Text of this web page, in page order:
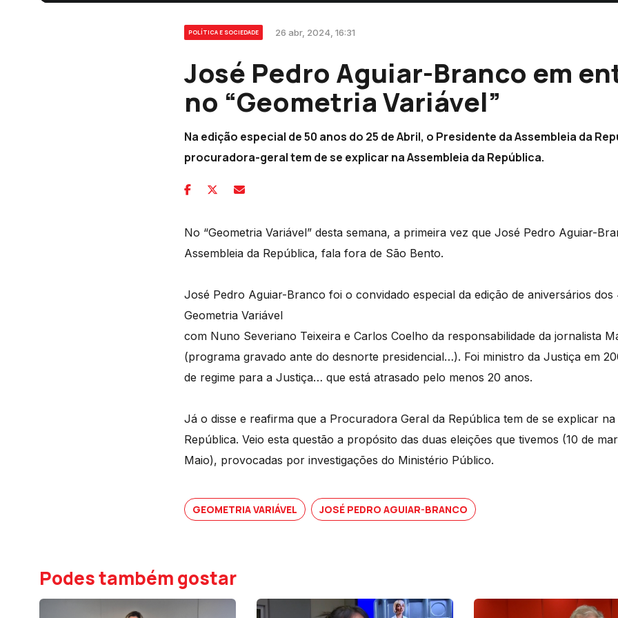
POLÍTICA E SOCIEDADE 26 abr, 2024, 16:31
José Pedro Aguiar-Branco em
no “Geometria Variável”
Na edição especial de 50 anos do 25 de Abril, o Presidente da Assembleia da
procuradora-geral tem de se explicar na Assembleia da República.
No “Geometria Variável” desta semana, a primeira vez que José Pedro Aguiar-
Assembleia da República, fala fora de São Bento.
José Pedro Aguiar-Branco foi o convidado especial da edição de aniversários
Geometria Variável
com Nuno Severiano Teixeira e Carlos Coelho da responsabilidade da jornalista
(programa gravado ante do desnorte presidencial…). Foi ministro da Justiça em
de regime para a Justiça… que está atrasado pelo menos 20 anos.
Já o disse e reafirma que a Procuradora Geral da República tem de se explicar na
República. Veio esta questão a propósito das duas eleições que tivemos (10 de
Maio), provocadas por investigações do Ministério Público.
GEOMETRIA VARIÁVEL JOSÉ PEDRO AGUIAR-BRANCO
Podes também gostar